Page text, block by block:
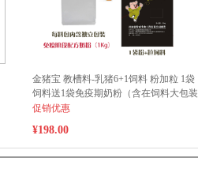
金猪宝 教槽料-乳猪6+1饲料 粉加粒 1袋
饲料送1袋免疫期奶粉（含在饲料大包装
内）（云南、新疆、青海、西藏、广东
促销优惠
¥198.00